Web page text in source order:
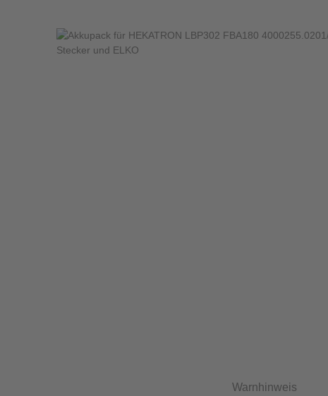
Bildergalerie überspringen
Warnhinweis